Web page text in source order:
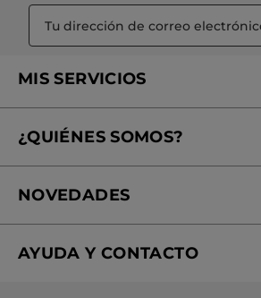
MIS SERVICIOS
Tratamientos de Belleza
Mi club Yves Rocher
¿QUIÉNES SOMOS?
¿Quiénes somos?
Nuestros compromisos
NOVEDADES
Rebajas
AYUDA Y CONTACTO